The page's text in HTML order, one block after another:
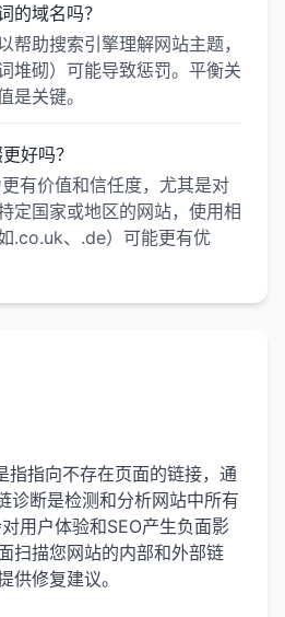
的域名吗？
帮助搜索引擎理解网站主题，
堆砌）可能导致惩罚。平衡关
是关键。
好吗？
有价值和信任度，尤其是对
定国家或地区的网站，使用相
.co.uk、.de）可能更有优
指向不存在页面的链接，通
诊断是检测和分析网站中所有
用户体验和SEO产生负面影
扫描您网站的内部和外部链
供修复建议。